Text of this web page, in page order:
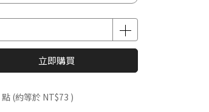
立即購買
點 (約等於 NT$73 )